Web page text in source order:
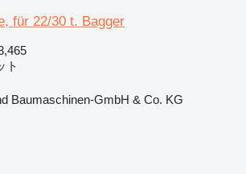
für 22/30 t. Bagger
ト
Baumaschinen-GmbH & Co. KG